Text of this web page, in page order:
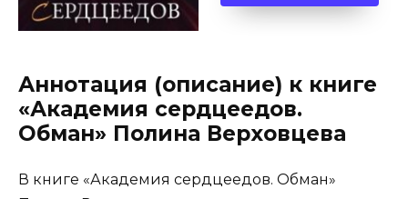
Аннотация (описание) к книге
«Академия сердцеедов.
Обман» Полина Верховцева
В книге «Академия сердцеедов. Обман»